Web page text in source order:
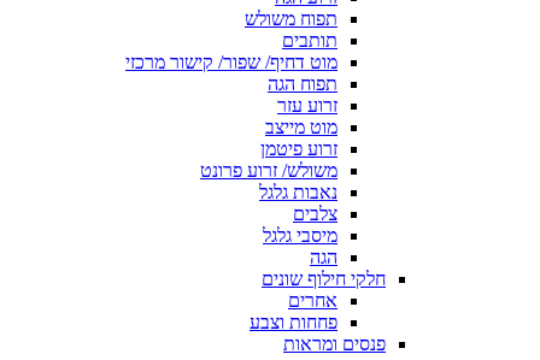
תפוח משולש
תותבים
מוט דחיף/ שפור/ קישור מרכזי
תפוח הגה
זרוע עזר
מוט מייצב
זרוע פיטמן
משולש/ זרוע פרונט
נאבות גלגל
צלבים
מיסבי גלגל
הגה
חלקי חילוף שונים
אחרים
פחחות וצבע
פנסים ומראות